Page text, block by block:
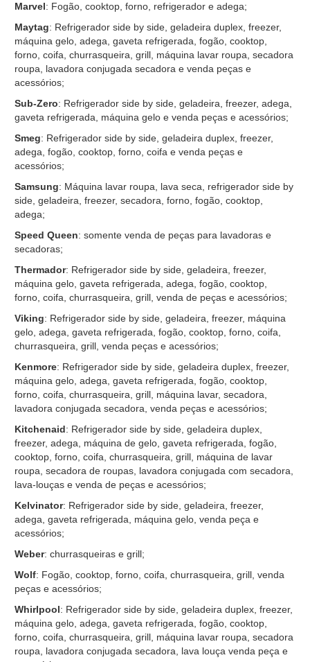
Marvel: Fogão, cooktop, forno, refrigerador e adega;
Maytag: Refrigerador side by side, geladeira duplex, freezer,
máquina gelo, adega, gaveta refrigerada, fogão, cooktop,
forno, coifa, churrasqueira, grill, máquina lavar roupa, secadora
roupa, lavadora conjugada secadora e venda peças e
acessórios;
Sub-Zero: Refrigerador side by side, geladeira, freezer, adega,
gaveta refrigerada, máquina gelo e venda peças e acessórios;
Smeg: Refrigerador side by side, geladeira duplex, freezer,
adega, fogão, cooktop, forno, coifa e venda peças e
acessórios;
Samsung: Máquina lavar roupa, lava seca, refrigerador side by
side, geladeira, freezer, secadora, forno, fogão, cooktop,
adega;
Speed Queen: somente venda de peças para lavadoras e
secadoras;
Thermador: Refrigerador side by side, geladeira, freezer,
máquina gelo, gaveta refrigerada, adega, fogão, cooktop,
forno, coifa, churrasqueira, grill, venda de peças e acessórios;
Viking: Refrigerador side by side, geladeira, freezer, máquina
gelo, adega, gaveta refrigerada, fogão, cooktop, forno, coifa,
churrasqueira, grill, venda peças e acessórios;
Kenmore: Refrigerador side by side, geladeira duplex, freezer,
máquina gelo, adega, gaveta refrigerada, fogão, cooktop,
forno, coifa, churrasqueira, grill, máquina lavar, secadora,
lavadora conjugada secadora, venda peças e acessórios;
Kitchenaid: Refrigerador side by side, geladeira duplex,
freezer, adega, máquina de gelo, gaveta refrigerada, fogão,
cooktop, forno, coifa, churrasqueira, grill, máquina de lavar
roupa, secadora de roupas, lavadora conjugada com secadora,
lava-louças e venda de peças e acessórios;
Kelvinator: Refrigerador side by side, geladeira, freezer,
adega, gaveta refrigerada, máquina gelo, venda peça e
acessórios;
Weber: churrasqueiras e grill;
Wolf: Fogão, cooktop, forno, coifa, churrasqueira, grill, venda
peças e acessórios;
Whirlpool: Refrigerador side by side, geladeira duplex, freezer,
máquina gelo, adega, gaveta refrigerada, fogão, cooktop,
forno, coifa, churrasqueira, grill, máquina lavar roupa, secadora
roupa, lavadora conjugada secadora, lava louça venda peça e